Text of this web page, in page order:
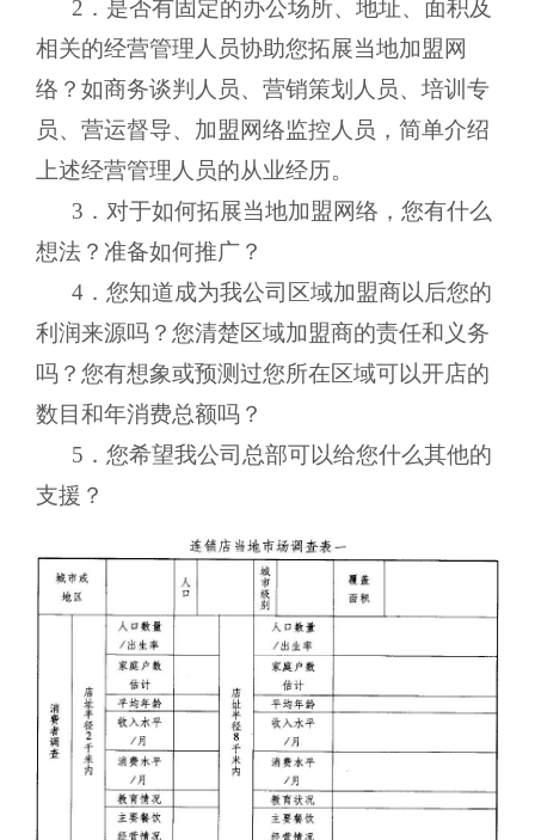
2．是否有固定的办公场所、地址、面积及
相关的经营管理人员协助您拓展当地加盟网
络？如商务谈判人员、营销策划人员、培训专
员、营运督导、加盟网络监控人员，简单介绍
上述经营管理人员的从业经历。
3．对于如何拓展当地加盟网络，您有什么
想法？准备如何推广？
4．您知道成为我公司区域加盟商以后您的
利润来源吗？您清楚区域加盟商的责任和义务
吗？您有想象或预测过您所在区域可以开店的
数目和年消费总额吗？
5．您希望我公司总部可以给您什么其他的
支援？